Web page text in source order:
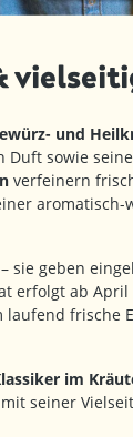
und
Duft sowie
verfeinern
aromatisch-
sie geben
erfolgt ab
laufend frische
im
seiner